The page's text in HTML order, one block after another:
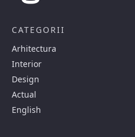
CATEGORII
Arhitectura
Interior
Design
Actual
English